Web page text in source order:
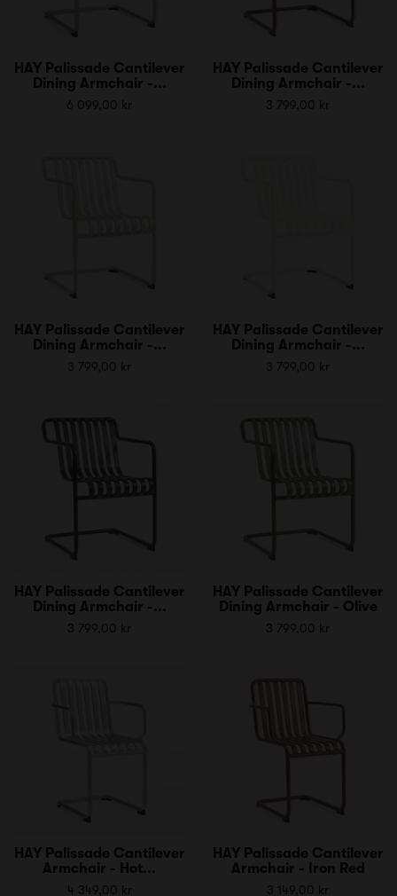
HAY Palissade Cantilever
Dining Armchair -...
6 099,00 kr
HAY Palissade Cantilever
Dining Armchair -...
3 799,00 kr
HAY Palissade Cantilever
Dining Armchair -...
3 799,00 kr
HAY Palissade Cantilever
Dining Armchair -...
3 799,00 kr
HAY Palissade Cantilever
Dining Armchair -...
3 799,00 kr
HAY Palissade Cantilever
Dining Armchair - Olive
3 799,00 kr
HAY Palissade Cantilever
Armchair - Hot...
4 349,00 kr
HAY Palissade Cantilever
Armchair - Iron Red
3 149,00 kr